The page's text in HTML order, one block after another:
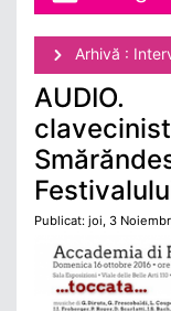
Arhivă :
Publicat: joi, 3